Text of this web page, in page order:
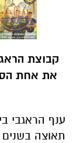
קבוצת
את אחת
ענף הראגבי
תאוצה